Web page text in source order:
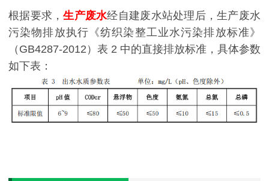
根据要求，生产废水经自建废水站处理后，生产废水
污染物排放执行《纺织染整工业水污染排放标准》
（GB4287-2012）表 2 中的直接排放标准，具体参数
如下表：